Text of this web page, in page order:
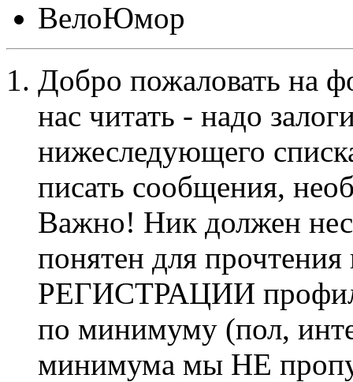
ВелоЮмор
Добро пожаловать на
нас читать - надо
нижеследующего
писать сообщения,
Важно! Ник должен
понятен для
РЕГИСТРАЦИИ профиль
по минимуму (пол,
минимума мы НЕ